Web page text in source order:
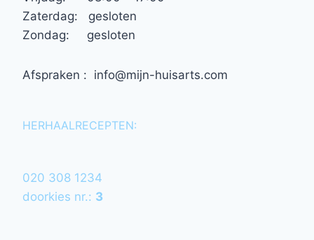
Zaterdag: gesloten
Zondag: gesloten
Afspraken : info@mijn-huisarts.com
HERHAALRECEPTEN:
020 308 1234
doorkies nr.: 3